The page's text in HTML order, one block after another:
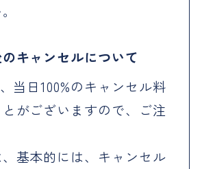
キャンセルについて
当日100%のキャンセル料
がございますので、ご注
基本的には、キャンセル